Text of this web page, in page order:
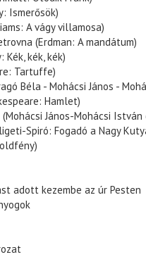
Ismerősök)
A vágy villamosa)
(Erdman: A mandátum)
Kék, kék, kék)
Tartuffe)
Béla - Mohácsi János -
Hamlet)
János-Mohácsi
Spiró: Fogadó a Nagy
adott kezembe az úr Pesten